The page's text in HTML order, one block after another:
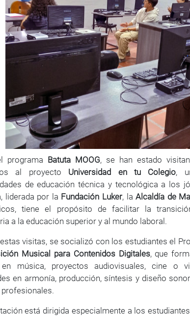
programa Batuta MOOG, se han estado
al proyecto Universidad en tu Colegio,
de educación técnica y tecnológica a los
liderada por la Fundación Luker, laAlcaldía de
tiene el propósito de facilitar la
a la educación superior y al mundo laboral.
visitas, se socializó con los estudiantes el
Musical para Contenidos Digitales, que
música, proyectos audiovisuales, cine o
en armonía, producción, síntesis y diseño
está dirigida especialmente a los